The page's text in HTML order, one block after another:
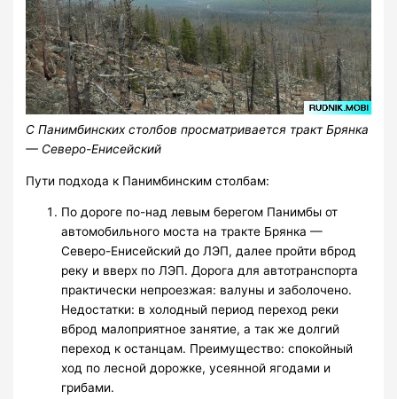
С Панимбинских столбов просматривается тракт Брянка
— Северо-Енисейский
Пути подхода к Панимбинским столбам:
По дороге по-над левым берегом Панимбы от
автомобильного моста на тракте Брянка —
Северо-Енисейский до ЛЭП, далее пройти вброд
реку и вверх по ЛЭП. Дорога для автотранспорта
практически непроезжая: валуны и заболочено.
Недостатки: в холодный период переход реки
вброд малоприятное занятие, а так же долгий
переход к останцам. Преимущество: спокойный
ход по лесной дорожке, усеянной ягодами и
грибами.